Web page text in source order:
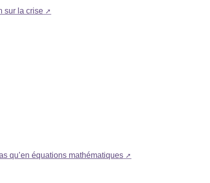
sur la crise
qu’en équations mathématiques